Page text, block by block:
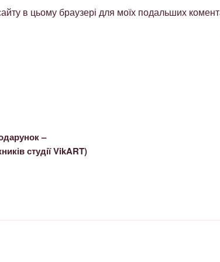
в цьому браузері для моїх подальших
–
студії VikART)